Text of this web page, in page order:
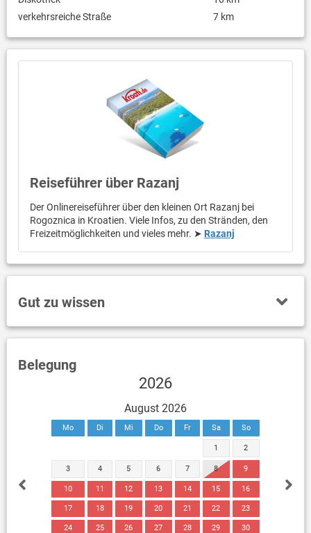
verkehrsreiche Straße
7 km
Reiseführer über Razanj
Der Onlinereiseführer über den kleinen Ort Razanj bei
Rogoznica in Kroatien. Viele Infos, zu den Stränden, den
Freizeitmöglichkeiten und vieles mehr. ➤ Razanj
Gut zu wissen
Belegung
2026
August 2026
Mo Di Mi Do Fr Sa So
1 2
3 4 5 6 7 8 9
10 11 12 13 14 15 16
17 18 19 20 21 22 23
24 25 26 27 28 29 30